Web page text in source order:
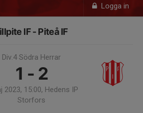
Logga in
IF - Piteå IF
Div.4 Södra Herrar
1 - 2
2023, 15:00, Hedens IP
Storfors